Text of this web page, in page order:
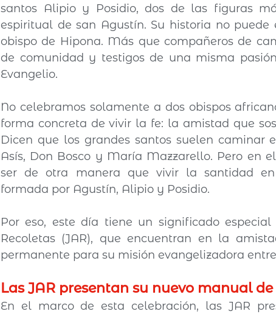
santos Alipio y Posidio, dos de las figuras
espiritual de san Agustín. Su historia no
obispo de Hipona. Más que compañeros de
de comunidad y testigos de una misma
Evangelio.
No celebramos solamente a dos obispos
forma concreta de vivir la fe: la amistad que
Dicen que los grandes santos suelen caminar
Asís, Don Bosco y María Mazzarello. Pero en
ser de otra manera que vivir la santidad en
formada por Agustín, Alipio y Posidio.
Por eso, este día tiene un significado
Recoletas (JAR), que encuentran en la
permanente para su misión evangelizadora
Las JAR presentan su nuevo manual